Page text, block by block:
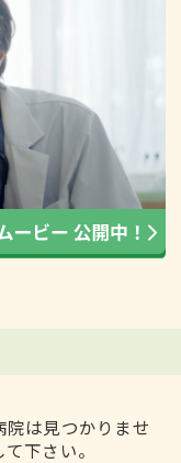
は見つかりませ
下さい。